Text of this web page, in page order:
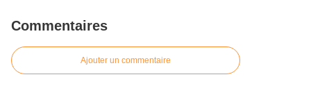
Commentaires
Ajouter un commentaire